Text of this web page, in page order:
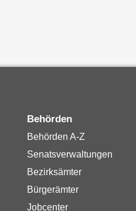
Behörden
Behörden A-Z
Senatsverwaltungen
Bezirksämter
Bürgerämter
Jobcenter